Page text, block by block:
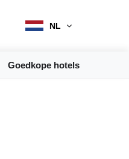
NL
Goedkope hotels